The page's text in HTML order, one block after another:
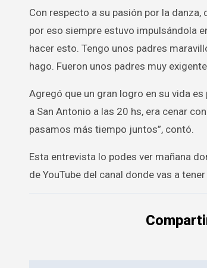
Con respecto a su pasión por la
por eso siempre estuvo impulsándola
hacer esto. Tengo unos padres
hago. Fueron unos padres muy
Agregó que un gran logro en su vida
a San Antonio a las 20 hs, era cenar
pasamos más tiempo juntos”, contó.
Esta entrevista lo podes ver mañana
de YouTube del canal donde vas a